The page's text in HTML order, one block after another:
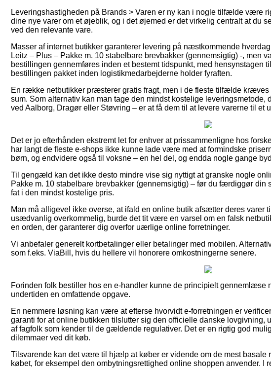
Leveringshastigheden på Brands > Varen er ny kan i nogle tilfælde være
dine nye varer om et øjeblik, og i det øjemed er det virkelig centralt at du
ved den relevante vare.
Masser af internet butikker garanterer levering på næstkommende
Leitz – Plus – Pakke m. 10 stabelbare brevbakker (gennemsigtig) -, men
bestillingen gennemføres inden et bestemt tidspunkt, med hensynstagen
bestillingen pakket inden logistikmedarbejderne holder fyraften.
En række netbutikker præsterer gratis fragt, men i de fleste tilfælde kræves
sum. Som alternativ kan man tage den mindst kostelige leveringsmetode,
ved Aalborg, Dragør eller Støvring – er at få dem til at levere varerne til et
Det er jo efterhånden ekstremt let for enhver at prissammenligne hos
har langt de fleste e-shops ikke kunne lade være med at formindske
børn, og endvidere også til voksne – en hel del, og endda nogle gange
Til gengæld kan det ikke desto mindre vise sig nyttigt at granske nogle
Pakke m. 10 stabelbare brevbakker (gennemsigtig) – før du færdiggør din
fat i den mindst kostelige pris.
Man må alligevel ikke overse, at ifald en online butik afsætter deres varer
usædvanlig overkommelig, burde det tit være en varsel om en falsk
en orden, der garanterer dig overfor uærlige online forretninger.
Vi anbefaler generelt kortbetalinger eller betalinger med mobilen.
som f.eks. ViaBill, hvis du hellere vil honorere omkostningerne senere.
Forinden folk bestiller hos en e-handler kunne de principielt gennemlæse
undertiden en omfattende opgave.
En nemmere løsning kan være at efterse hvorvidt e-forretningen er
garanti for at online butikken tilslutter sig den officielle danske lovgivning,
af fagfolk som kender til de gældende regulativer. Det er en rigtig god
dilemmaer ved dit køb.
Tilsvarende kan det være til hjælp at køber er vidende om de mest basale
købet, for eksempel den ombytningsrettighed online shoppen anvender. I